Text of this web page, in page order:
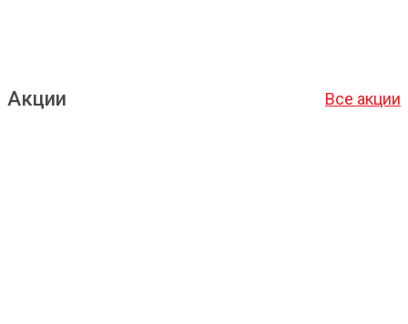
Акции Все акции